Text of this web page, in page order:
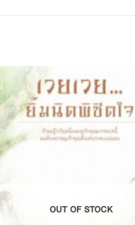
OUT OF STOCK